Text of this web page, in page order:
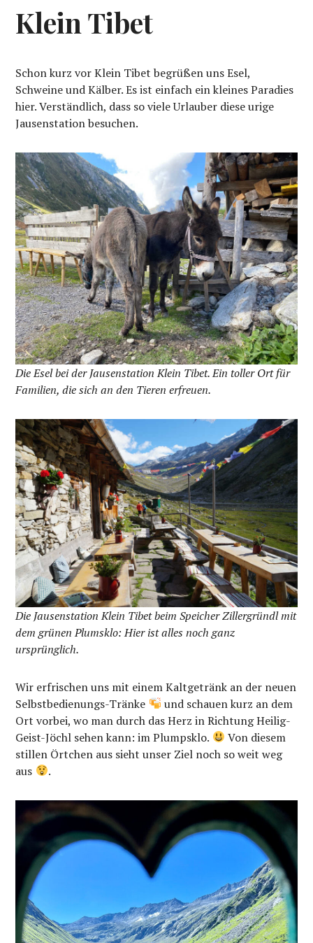
Klein Tibet
Schon kurz vor Klein Tibet begrüßen uns Esel,
Schweine und Kälber. Es ist einfach ein kleines Paradies
hier. Verständlich, dass so viele Urlauber diese urige
Jausenstation besuchen.
Die Esel bei der Jausenstation Klein Tibet. Ein toller Ort für
Familien, die sich an den Tieren erfreuen.
Die Jausenstation Klein Tibet beim Speicher Zillergründl mit
dem grünen Plumsklo: Hier ist alles noch ganz
ursprünglich.
Wir erfrischen uns mit einem Kaltgetränk an der neuen
Selbstbedienungs-Tränke
und schauen kurz an dem
Ort vorbei, wo man durch das Herz in Richtung Heilig-
Geist-Jöchl sehen kann: im Plumpsklo.
Von diesem
stillen Örtchen aus sieht unser Ziel noch so weit weg
aus
.